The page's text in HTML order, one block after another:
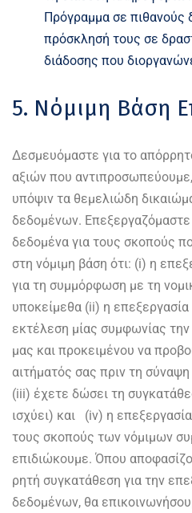
Πρόγραμμα σε πιθανούς
πρόσκλησή τους σε
διάδοσης που
5. Νόμιμη Βάση
Δεσμευόμαστε για το
αξιών που
υπόψιν τα θεμελιώδη
δεδομένων.
δεδομένα για τους σκοπούς
στη νόμιμη βάση ότι: (i) η
για τη συμμόρφωση με τη
υποκείμεθα (ii) η επεξεργασία
εκτέλεση μίας συμφωνίας
μας και προκειμένου να
αιτήματός σας πριν τη
(iii) έχετε δώσει τη
ισχύει) και (iv) η επεξεργασία
τους σκοπούς των νόμιμων
επιδιώκουμε. Όπου
ρητή συγκατάθεση για την
δεδομένων, θα